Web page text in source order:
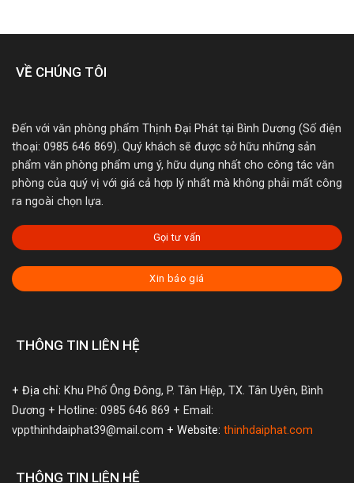
VỀ CHÚNG TÔI
Đến với văn phòng phẩm Thịnh Đại Phát tại Bình Dương (Số điện
thoại: 0985 646 869). Quý khách sẽ được sở hữu những sản
phẩm văn phòng phẩm ưng ý, hữu dụng nhất cho công tác văn
phòng của quý vị với giá cả hợp lý nhất mà không phải mất công
ra ngoài chọn lựa.
Gọi tư vấn
Xin báo giá
THÔNG TIN LIÊN HỆ
+ Địa chỉ: Khu Phố Ông Đông, P. Tân Hiệp, TX. Tân Uyên, Bình
Dương + Hotline: 0985 646 869 + Email:
vppthinhdaiphat39@mail.com + Website: thinhdaiphat.com
THÔNG TIN LIÊN HỆ